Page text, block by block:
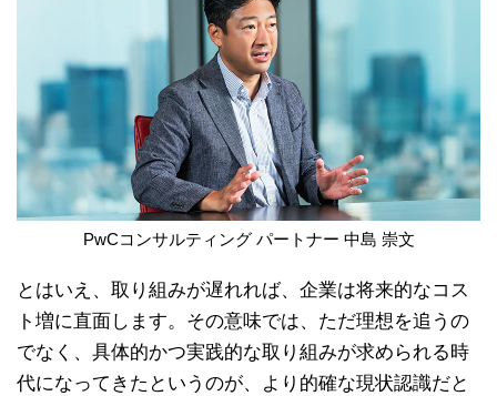
PwCコンサルティング パートナー 中島 崇文
とはいえ、取り組みが遅れれば、企業は将来的なコス
ト増に直面します。その意味では、ただ理想を追うの
でなく、具体的かつ実践的な取り組みが求められる時
代になってきたというのが、より的確な現状認識だと